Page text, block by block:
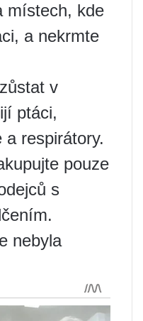
místech, kde
a nekrmte
v
ptáci,
respirátory.
pouze
s
nebyla